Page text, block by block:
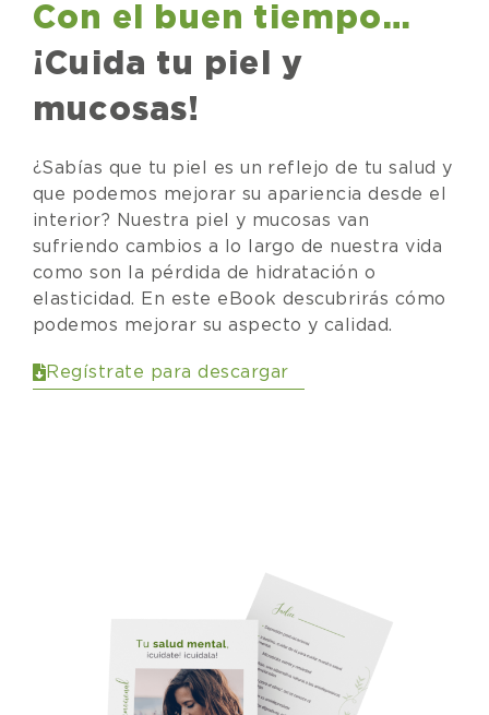
Con el buen tiempo…
¡Cuida tu piel y
mucosas!
¿Sabías que tu piel es un reflejo de tu salud y
que podemos mejorar su apariencia desde el
interior? Nuestra piel y mucosas van
sufriendo cambios a lo largo de nuestra vida
como son la pérdida de hidratación o
elasticidad. En este eBook descubrirás cómo
podemos mejorar su aspecto y calidad.
Regístrate para descargar